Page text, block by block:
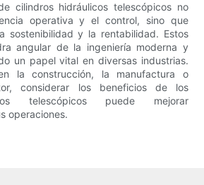
cilindros hidráulicos telescópicos no
operativa y el control, sino que
sostenibilidad y la rentabilidad. Estos
angular de la ingeniería moderna y
un papel vital en diversas industrias.
la construcción, la manufactura o
considerar los beneficios de los
telescópicos puede mejorar
operaciones.